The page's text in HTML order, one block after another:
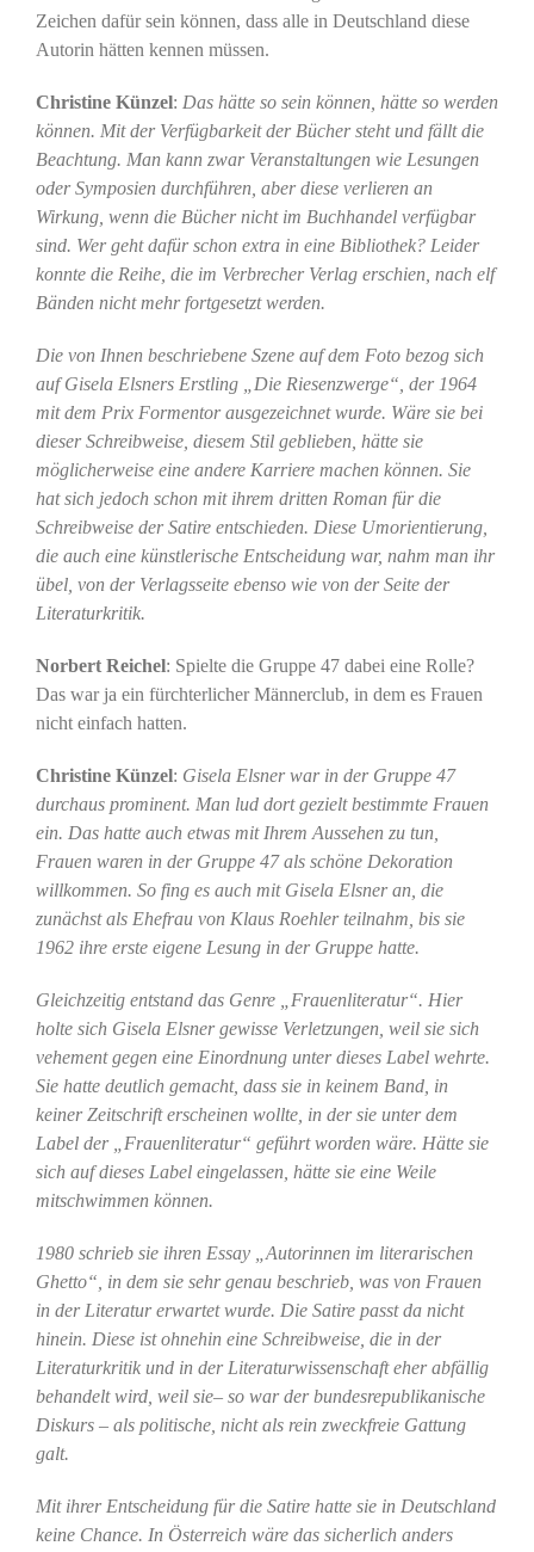
Zeichen dafür sein können, dass alle in Deutschland diese
Autorin hätten kennen müssen.
Christine Künzel: Das hätte so sein können, hätte so werden
können. Mit der Verfügbarkeit der Bücher steht und fällt die
Beachtung. Man kann zwar Veranstaltungen wie Lesungen
oder Symposien durchführen, aber diese verlieren an
Wirkung, wenn die Bücher nicht im Buchhandel verfügbar
sind. Wer geht dafür schon extra in eine Bibliothek? Leider
konnte die Reihe, die im Verbrecher Verlag erschien, nach elf
Bänden nicht mehr fortgesetzt werden.
Die von Ihnen beschriebene Szene auf dem Foto bezog sich
auf Gisela Elsners Erstling „Die Riesenzwerge“, der 1964
mit dem Prix Formentor ausgezeichnet wurde. Wäre sie bei
dieser Schreibweise, diesem Stil geblieben, hätte sie
möglicherweise eine andere Karriere machen können. Sie
hat sich jedoch schon mit ihrem dritten Roman für die
Schreibweise der Satire entschieden. Diese Umorientierung,
die auch eine künstlerische Entscheidung war, nahm man ihr
übel, von der Verlagsseite ebenso wie von der Seite der
Literaturkritik.
Norbert Reichel: Spielte die Gruppe 47 dabei eine Rolle?
Das war ja ein fürchterlicher Männerclub, in dem es Frauen
nicht einfach hatten.
Christine Künzel: Gisela Elsner war in der Gruppe 47
durchaus prominent. Man lud dort gezielt bestimmte Frauen
ein. Das hatte auch etwas mit Ihrem Aussehen zu tun,
Frauen waren in der Gruppe 47 als schöne Dekoration
willkommen. So fing es auch mit Gisela Elsner an, die
zunächst als Ehefrau von Klaus Roehler teilnahm, bis sie
1962 ihre erste eigene Lesung in der Gruppe hatte.
Gleichzeitig entstand das Genre „Frauenliteratur“. Hier
holte sich Gisela Elsner gewisse Verletzungen, weil sie sich
vehement gegen eine Einordnung unter dieses Label wehrte.
Sie hatte deutlich gemacht, dass sie in keinem Band, in
keiner Zeitschrift erscheinen wollte, in der sie unter dem
Label der „Frauenliteratur“ geführt worden wäre. Hätte sie
sich auf dieses Label eingelassen, hätte sie eine Weile
mitschwimmen können.
1980 schrieb sie ihren Essay „Autorinnen im literarischen
Ghetto“, in dem sie sehr genau beschrieb, was von Frauen
in der Literatur erwartet wurde. Die Satire passt da nicht
hinein. Diese ist ohnehin eine Schreibweise, die in der
Literaturkritik und in der Literaturwissenschaft eher abfällig
behandelt wird, weil sie– so war der bundesrepublikanische
Diskurs – als politische, nicht als rein zweckfreie Gattung
galt.
Mit ihrer Entscheidung für die Satire hatte sie in Deutschland
keine Chance. In Österreich wäre das sicherlich anders